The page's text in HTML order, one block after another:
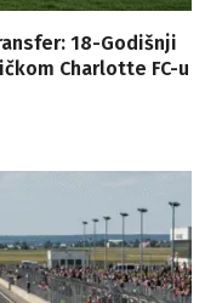
18-Godišnji
Charlotte FC-u